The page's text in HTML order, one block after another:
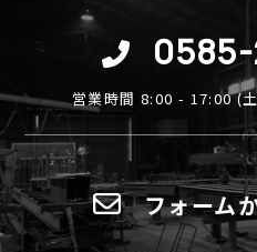
営業時間 8:00 - 17:00 (
フォーム